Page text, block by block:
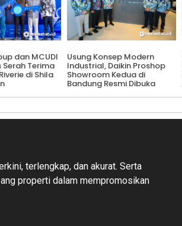
dan MCUDI
Serah Terima
di Shila
Usung Konsep Modern
Industrial, Daikin Proshop
Showroom Kedua di
Bandung Resmi Dibuka
terlengkap, dan akurat. Serta
properti dalam mempromosikan